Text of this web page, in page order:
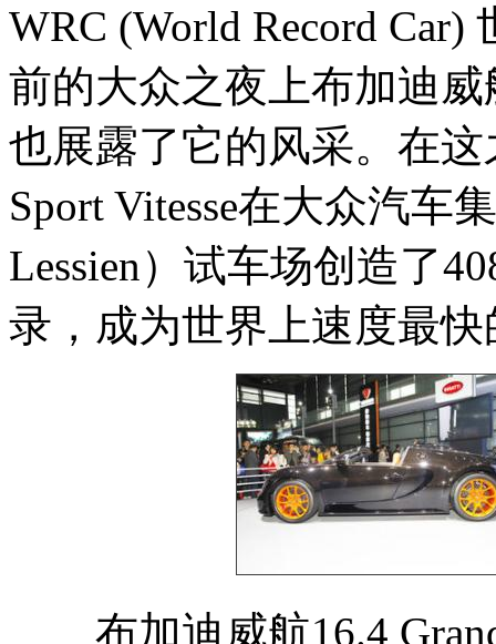
WRC (World Record
前的大众之夜上布加迪威
也展露了它的风采。在这
Sport Vitesse在大众汽车
Lessien）试车场创造了
录，成为世界上速度最
布加迪威航16.4 Grand